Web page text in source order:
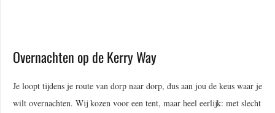
Overnachten op de Kerry Way
Je loopt tijdens je route van dorp naar dorp, dus aan jou de keus waar je
wilt overnachten. Wij kozen voor een tent, maar heel eerlijk: met slecht